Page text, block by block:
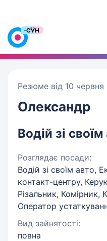
Резюме від 10
Олександр
Водій зі
Розглядає посади:
Водій зі своїм авто,
контакт-центру,
Різальник, Комірник,
Оператор
Вид зайнятості:
повна